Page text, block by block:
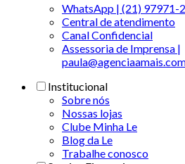
WhatsApp | (21) 97971-
Central de atendimento
Canal Confidencial
Assessoria de Imprensa |
Institucional
Sobre nós
Nossas lojas
Clube Minha Le
Blog da Le
Trabalhe conosco